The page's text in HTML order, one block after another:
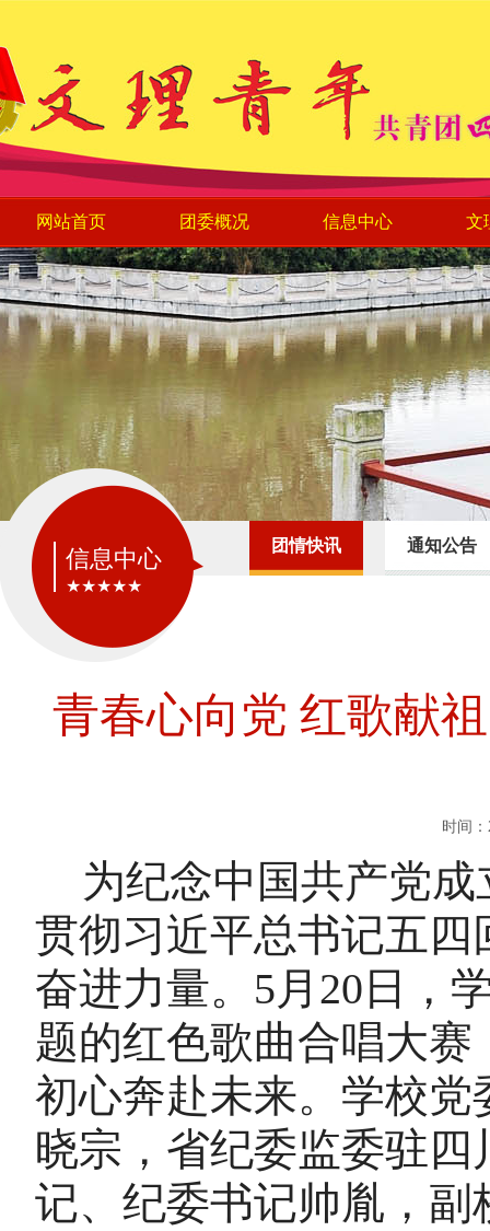
网站首页 团委概况 信息中心 文
信息中心
★★★★★
团情快讯 通知公告
青春心向党 红歌献
时间
为纪念‌中国共产党成
贯彻习近平总书记五四
奋进力量。 5月20日，
题的红色歌曲合唱大
初心奔赴未来。学校
晓宗，省纪委监委驻
记、纪委书记帅胤，